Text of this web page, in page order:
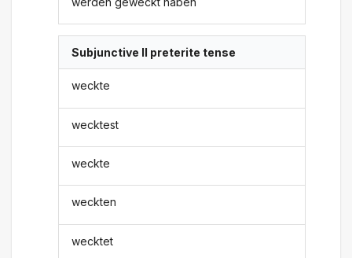
Subjunctive II preterite tense
weckte
wecktest
weckte
weckten
wecktet